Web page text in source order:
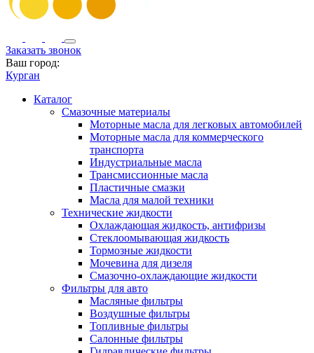
Заказать звонок
Ваш город:
Курган
Каталог
Смазочные материалы
Моторные масла для легковых автомобилей
Моторные масла для коммерческого
транспорта
Индустриальные масла
Трансмиссионные масла
Пластичные смазки
Масла для малой техники
Технические жидкости
Охлаждающая жидкость, антифризы
Стеклоомывающая жидкость
Тормозные жидкости
Мочевина для дизеля
Смазочно-охлаждающие жидкости
Фильтры для авто
Масляные фильтры
Воздушные фильтры
Топливные фильтры
Салонные фильтры